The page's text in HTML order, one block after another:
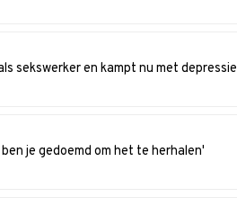
sekswerker en kampt nu met depressie
je gedoemd om het te herhalen'